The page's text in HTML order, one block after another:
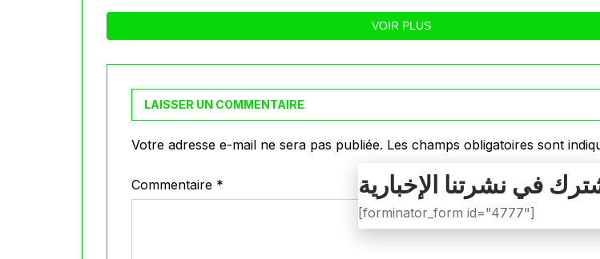
VOIR PLUS
LAISSER UN COMMENTAIRE
Votre adresse e-mail ne sera pas publiée. Les champs obligatoires sont
Commentaire *
[forminator_form id="4777"]